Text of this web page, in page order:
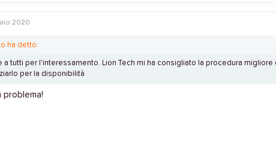
2020
ha detto:
a tutti per l'interessamento. Lion Tech mi ha consigliato la procedura
per la disponibilità
problema!